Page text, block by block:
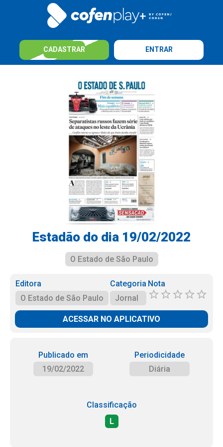
CADASTRAR ENTRAR
Estadão do dia 19/02/2022
O Estado de São Paulo
Editora
O Estado de São Paulo
Categoria
Jornal
Nota
ACESSAR NO APLICATIVO
Publicado em
19/02/2022
Periodicidade
Diária
Classificação
L